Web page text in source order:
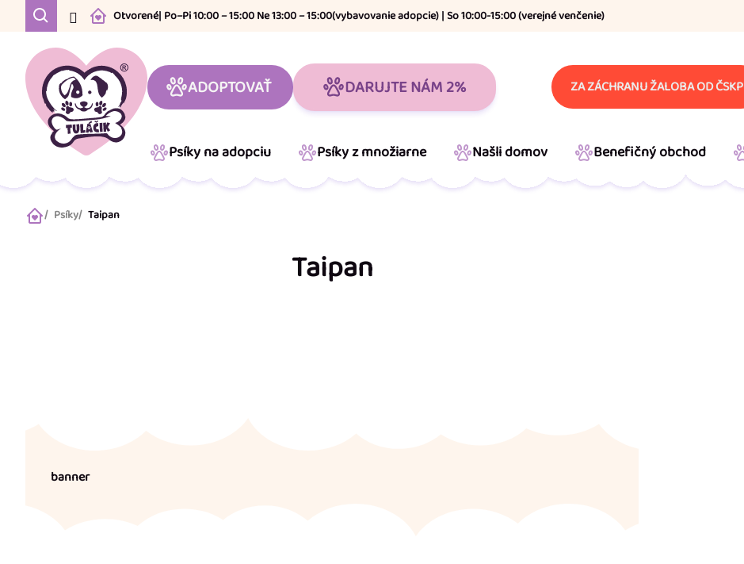
Otvorené| Po–Pi 10:00 – 15:00 Ne 13:00 – 15:00(vybavovanie adopcie) | So 10:00-15:00 (verejné venčenie)
ADOPTOVAŤ DARUJTE NÁM 2% ZA ZÁCHRANU ŽALOBA OD ČSKP
Psíky na adopciu Psíky z množiarne Našli domov Benefičný obchod
DomovPsíky Taipan
Taipan
banner